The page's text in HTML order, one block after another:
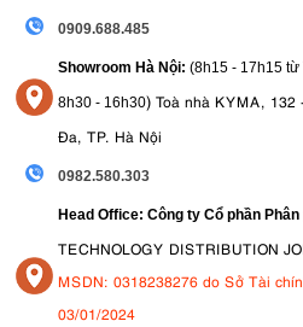
0909.688.485
Showroom Hà Nội: (8h15 - 17h15
8h30 - 16h30) Toà nhà KYMA, 132
Đa, TP. Hà Nội
0982.580.303
Head Office: Công ty Cổ phần
TECHNOLOGY DISTRIBUTION
MSDN: 0318238276 do Sở Tài
03/01/2024